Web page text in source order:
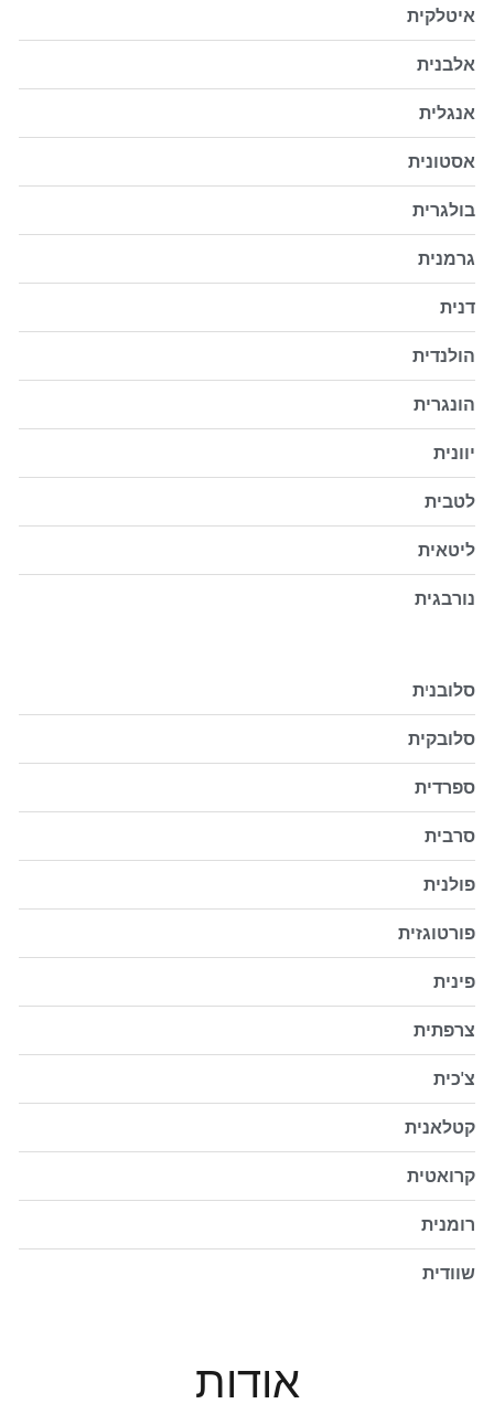
איטלקית
אלבנית
אנגלית
אסטונית
בולגרית
גרמנית
דנית
הולנדית
הונגרית
יוונית
לטבית
ליטאית
נורבגית
סלובנית
סלובקית
ספרדית
סרבית
פולנית
פורטוגזית
פינית
צרפתית
צ'כית
קטלאנית
קרואטית
רומנית
שוודית
אודות